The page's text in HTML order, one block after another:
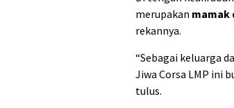
merupakan mamak
rekannya.
“Sebagai keluarga
Jiwa Corsa LMP ini
tulus.